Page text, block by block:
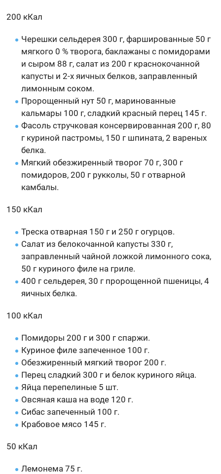
200 кКал
Черешки сельдерея 300 г, фаршированные 50 г
мягкого 0 % творога, баклажаны с помидорами
и сыром 88 г, салат из 200 г краснокочанной
капусты и 2-х яичных белков, заправленный
лимонным соком.
Пророщенный нут 50 г, маринованные
кальмары 100 г, сладкий красный перец 145 г.
Фасоль стручковая консервированная 200 г, 80
г куриной пастромы, 150 г шпината, 2 вареных
белка.
Мягкий обезжиренный творог 70 г, 300 г
помидоров, 200 г рукколы, 50 г отварной
камбалы.
150 кКал
Треска отварная 150 г и 250 г огурцов.
Салат из белокочанной капусты 330 г,
заправленный чайной ложкой лимонного сока,
50 г куриного филе на гриле.
400 г сельдерея, 30 г пророщенной пшеницы, 4
яичных белка.
100 кКал
Помидоры 200 г и 300 г спаржи.
Куриное филе запеченное 100 г.
Обезжиренный мягкий творог 200 г.
Перец сладкий 300 г и белок куриного яйца.
Яйца перепелиные 5 шт.
Овсяная каша на воде 120 г.
Сибас запеченный 100 г.
Крабовое мясо 145 г.
50 кКал
Лемонема 75 г.